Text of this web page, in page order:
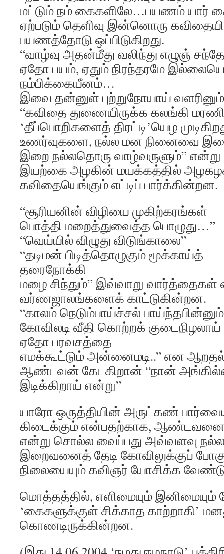
மட்டும் நம் கைகளிலே…பயணம் யார்
ஏற்படும் தெளிவு இன்னொரு
பயணத்தோடு ஒப்பிடுகிறது.
“வாழ்வு அதன்மீது வலிந்து எழுஞ்
ஏதோ பயம், ஏதும் நிரந்தரமே
நம்பிக்கையீனம்…
இவை தன்னுள் புற்றுநோயாய் வளரினும்
“கவிதை துணையிருக்க கலங்கி
‘தீப்பொறிகளைத் திரட்டி’யெழ
உணர்வுகளை, நல்ல மன நினைவை
இறை நல்லதொரு வாழ்வருளும்” என்று
இயற்கை அழகின் மயக்கத்தில்
கவிதையெங்கும் எட்டிப் பார்க்கின்றன.
“சூரியனின் விழியை முகிற்கரங்கள்
பொத்தி மறைத்துவைத்த பொழுது…”
“வெய்யில் விழுது விடுங்காலை”
“தடிமன் பிடித்தொழுகும் மூக்காய்த்
தரைநோக்கி
மழை சிந்தும்” இவ்வாறு வார்த்தைகள்
வர்ணஜாலங்களைக் காட்டுகின்றன.
“காலம் நெடும்பாய்ச்சல்
கோவிலடி வீதி கொற்றக் குடைநிழலாய்
ஏதோ பரவசத்தை
எமக்கூட்டும் அன்னைமடி..” என
ஆண்டவன் கேடகிறான் “நான்
இடிக்கிறாய் என்று”
யாரோ ஒருத்தியின் அருட்கண்
கிடைக்கும் என்பதற்காக,
என்று சொல்ல வைப்பது அவ்வளவு
இறைவனைத் தேடி கோவிலுக்குப்
நிலையையும் கவிஞர் யோசிக்க
மொத்தத்தில், எளிமையும்
‘கைகளுக்குள் சிக்காத காற்றாகி’
கொணடிருக்கின்றன.